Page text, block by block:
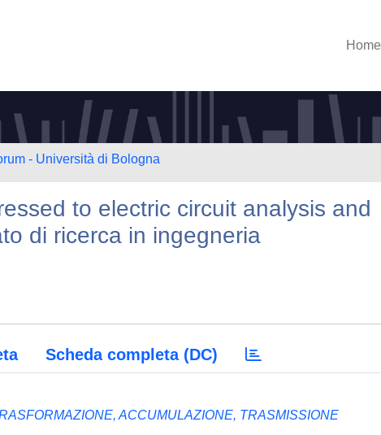
Home
- Università di Bologna
to electric circuit analysis and
di ricerca in ingegneria
Scheda completa (DC)
ACCUMULAZIONE, TRASMISSIONE